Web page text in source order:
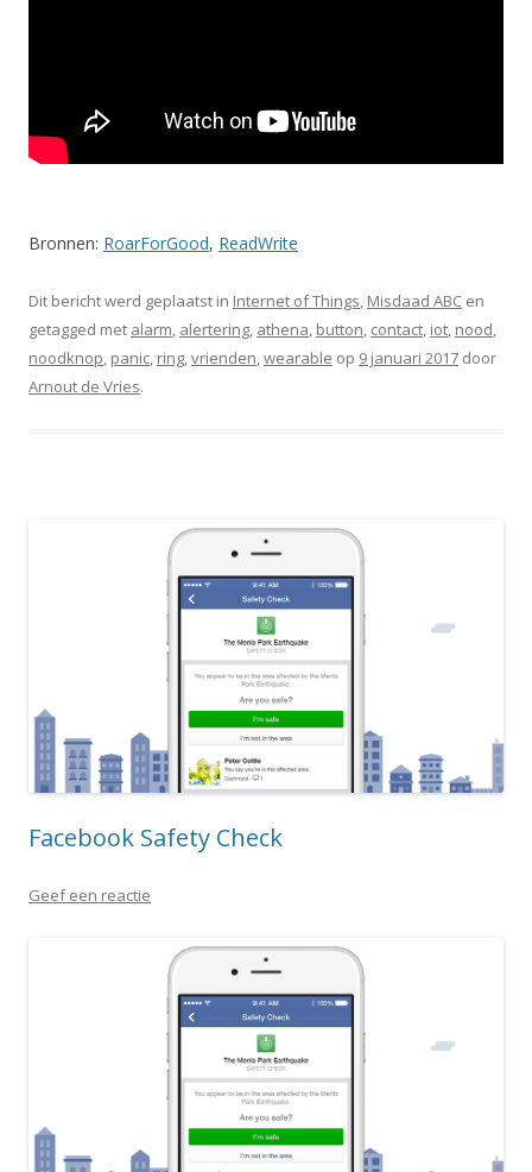
Bronnen: RoarForGood, ReadWrite
Dit bericht werd geplaatst in Internet of Things, Misdaad ABC en
getagged met alarm, alertering, athena, button, contact, iot, nood,
noodknop, panic, ring,vrienden,wearable op 9 januari 2017 door
Arnout de Vries.
Facebook Safety Check
Geef een reactie